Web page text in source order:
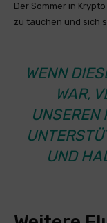
Der Sommer in
zu tauchen und sich
WENN
WAR,
UNSEREN
UND